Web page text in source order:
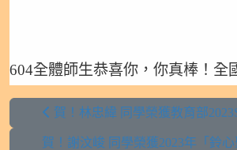
604全體師生恭喜你，你真棒！全
賀！林忠緯 同學榮獲教育部
賀！謝汶峻 同學榮獲2023年「鈴心